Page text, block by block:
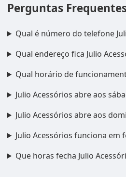
Perguntas
Qual é número do telefone
Qual endereço fica Julio
Qual horário de
Julio Acessórios abre aos
Julio Acessórios abre aos
Julio Acessórios funciona em
Que horas fecha Julio